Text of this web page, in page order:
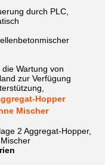
durch PLC,
Wartung von
zur Verfügung
Hopper
Mischer
2 Aggregat-Hopper,